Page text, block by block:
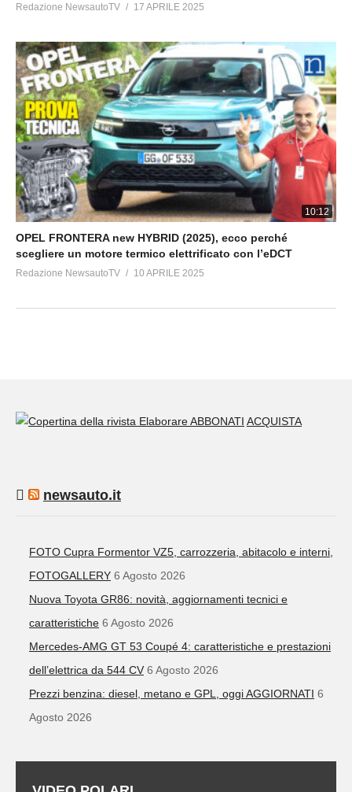
Redazione NewsautoTV 17 APRILE 2025
10:12
OPEL FRONTERA new HYBRID (2025), ecco perché
scegliere un motore termico elettrificato con l’eDCT
Redazione NewsautoTV 10 APRILE 2025
ABBONATI ACQUISTA
newsauto.it
FOTO Cupra Formentor VZ5, carrozzeria, abitacolo e interni,
FOTOGALLERY 6 Agosto 2026
Nuova Toyota GR86: novità, aggiornamenti tecnici e
caratteristiche 6 Agosto 2026
Mercedes-AMG GT 53 Coupé 4: caratteristiche e prestazioni
dell’elettrica da 544 CV 6 Agosto 2026
Prezzi benzina: diesel, metano e GPL, oggi AGGIORNATI 6
Agosto 2026